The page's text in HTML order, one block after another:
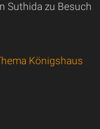
Suthida zu Besuch
Königshaus